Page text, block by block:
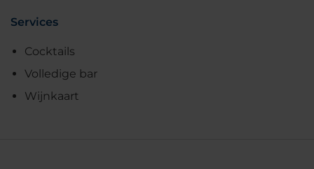
Services
Cocktails
Volledige bar
Wijnkaart